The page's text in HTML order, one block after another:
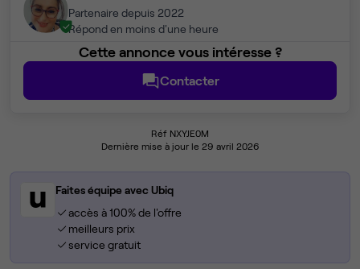
Partenaire depuis 2022
Répond en moins d'une heure
Cette annonce vous intéresse ?
Contacter
Réf NXYJE0M
Dernière mise à jour le 29 avril 2026
Faites équipe avec Ubiq
accès à 100% de l'offre
meilleurs prix
service gratuit